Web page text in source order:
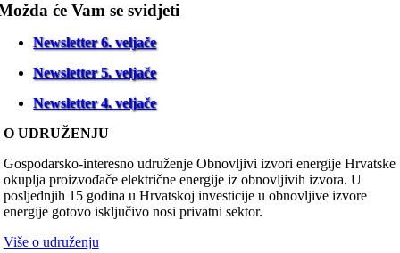
će Vam se svidjeti
Newsletter 6. veljače
Newsletter 5. veljače
Newsletter 4. veljače
O UDRUŽENJU
Gospodarsko-interesno udruženje Obnovljivi izvori energije Hrvatske
okuplja proizvođače električne energije iz obnovljivih izvora. U
posljednjih 15 godina u Hrvatskoj investicije u obnovljive izvore
energije gotovo isključivo nosi privatni sektor.
Više o udruženju